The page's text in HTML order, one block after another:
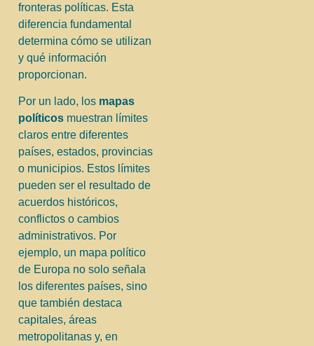
fronteras políticas. Esta
diferencia fundamental
determina cómo se utilizan
y qué información
proporcionan.
Por un lado, los mapas
políticos muestran límites
claros entre diferentes
países, estados, provincias
o municipios. Estos límites
pueden ser el resultado de
acuerdos históricos,
conflictos o cambios
administrativos. Por
ejemplo, un mapa político
de Europa no solo señala
los diferentes países, sino
que también destaca
capitales, áreas
metropolitanas y, en